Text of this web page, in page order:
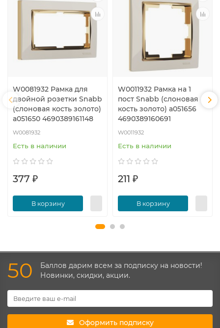
W0081932 Рамка для
двойной розетки Snabb
(слоновая кость золото)
a051650 4690389161148
W0081932
Есть в наличии
377 ₽
В корзину
W0011932 Рамка на 1
пост Snabb (слоновая
кость золото) a051656
4690389160691
W0011932
Есть в наличии
211 ₽
В корзину
50
Баллов дарим всем за подписку на новости!
Новинки, скидки, акции.
Оформить подписку